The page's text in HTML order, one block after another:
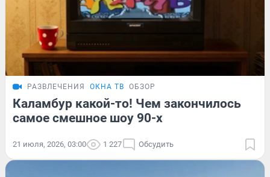
РАЗВЛЕЧЕНИЯ ОКНА ТВ ОБЗОР
Каламбур какой-то! Чем закончилось
самое смешное шоу 90-х
21 июля, 2026, 03:00 1 227 Обсудить